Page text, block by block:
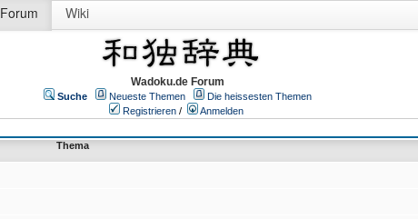
Forum Wiki
Wadoku.de Forum
Suche Neueste Themen
Die heissesten Themen
Registrieren /
Anmelden
Thema